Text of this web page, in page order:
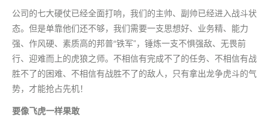
公司的七大硬仗已经全面打响，我们的主帅、副帅已经进入战斗状
态。但是单靠他们还不够，我们需要一支思想好、业务精、能力
强、作风硬、素质高的邦普“铁军”，锤炼一支不惧强敌、无畏前
行、迎难而上的虎狼之师。不相信有完成不了的任务、不相信有战
胜不了的困难、不相信有战胜不了的敌人，只有拿出龙争虎斗的气
势，才能抢占先机！
要像飞虎一样果敢